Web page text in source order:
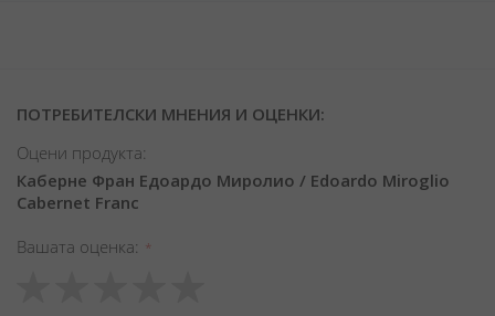
ПОТРЕБИТЕЛСКИ МНЕНИЯ И ОЦЕНКИ:
Оцени продукта:
Каберне Фран Едоардо Миролио / Edoardo Miroglio
Cabernet Franc
Вашата оценка